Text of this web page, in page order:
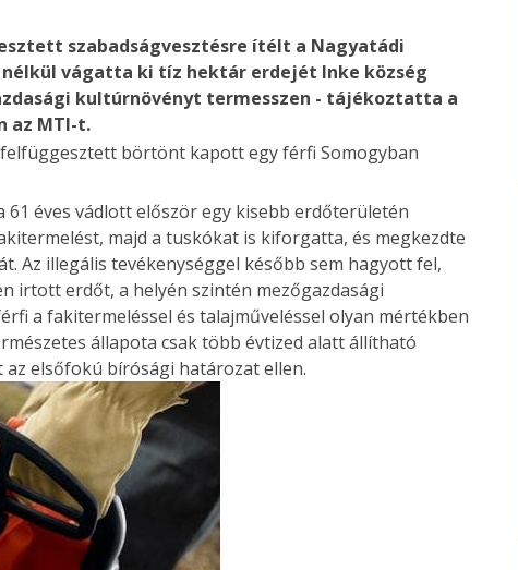
szabadságvesztésre ítélt a Nagyatádi
vágatta ki tíz hektár erdejét Inke község
kultúrnövényt termesszen - tájékoztatta a
az MTI-t.
éves vádlott először egy kisebb erdőterületén
majd a tuskókat is kiforgatta, és megkezdte
Az illegális tevékenységgel később sem hagyott fel,
irtott erdőt, a helyén szintén mezőgazdasági
a fakitermeléssel és talajműveléssel olyan mértékben
állapota csak több évtized alatt állítható
az elsőfokú bírósági határozat ellen.